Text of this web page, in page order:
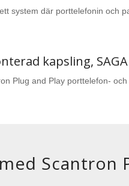
system där porttelefonin och
kapsling,
Scantron